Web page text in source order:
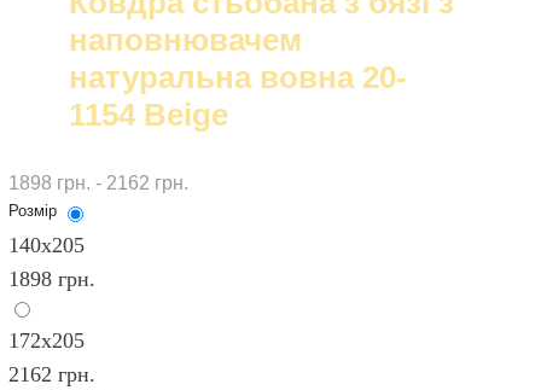
наповнювачем
натуральна вовна 20-
1154 Beige
1898 грн. - 2162 грн.
Розмір
140х205
1898 грн.
172х205
2162 грн.